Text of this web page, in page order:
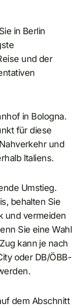
in Berlin
und der
in Bologna.
für diese
und
Italiens.
Umstieg.
behalten Sie
und vermeiden
Sie eine Wahl
kann je nach
oder DB/ÖBB-
dem Abschnitt